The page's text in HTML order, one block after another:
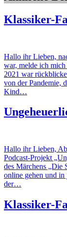
Klassiker-
Hallo ihr Lieben,
war, melde ich
2021 war
von der Pandemie,
Kind…
Hallo ihr Lieben,
Podcast-Projekt
des Märchens „Die
online gehen und in
der…
Klassiker-